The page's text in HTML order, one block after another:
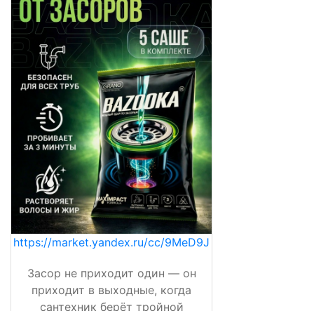
https://market.yandex.ru/cc/9MeD9J
Засор не приходит один — он
приходит в выходные, когда
сантехник берёт тройной